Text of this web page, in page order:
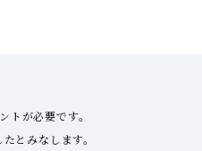
トが必要です。
とみなします。